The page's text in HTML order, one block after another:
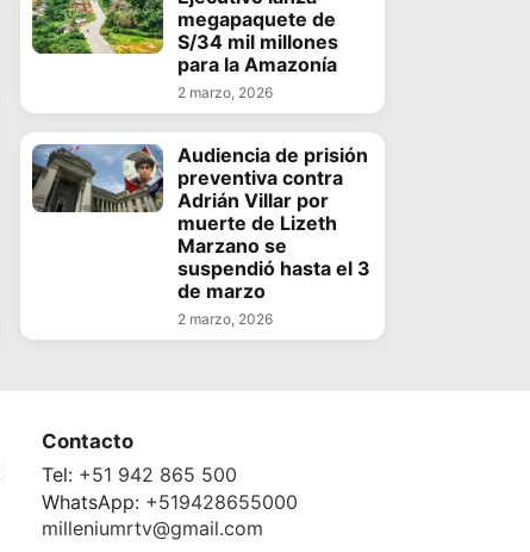
megapaquete de
S/34 mil millones
para la Amazonía
2 marzo, 2026
Audiencia de prisión
preventiva contra
Adrián Villar por
muerte de Lizeth
Marzano se
suspendió hasta el 3
de marzo
2 marzo, 2026
Contacto
Tel: +51 942 865 500
WhatsApp: +519428655000
milleniumrtv@gmail.com